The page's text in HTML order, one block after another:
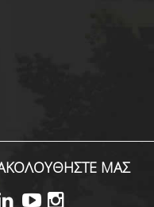
ΜΑΣ